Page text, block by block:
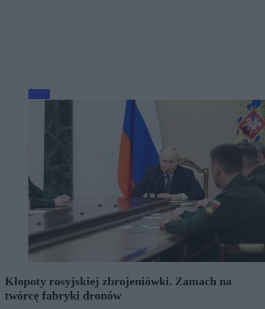
Kłopoty rosyjskiej zbrojeniówki. Zamach na
twórcę fabryki dronów